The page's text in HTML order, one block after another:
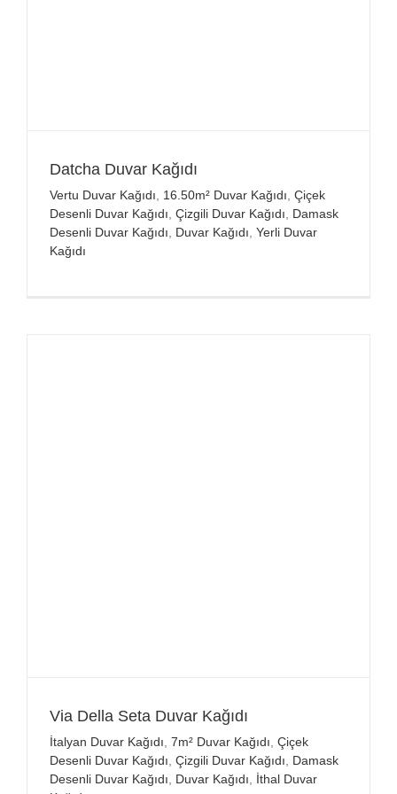
Datcha Duvar Kağıdı
Vertu Duvar Kağıdı 16.50m² Duvar Kağıdı Çiçek
Desenli Duvar Kağıdı Çizgili Duvar Kağıdı
Damask
Desenli Duvar Kağıdı
Duvar Kağıdı Yerli Duvar
Kağıdı
Via Della Seta Duvar Kağıdı
İtalyan Duvar Kağıdı 7m² Duvar Kağıdı Çiçek
Desenli Duvar Kağıdı Çizgili Duvar Kağıdı
Damask
Desenli Duvar Kağıdı
Duvar Kağıdı
İthal Duvar